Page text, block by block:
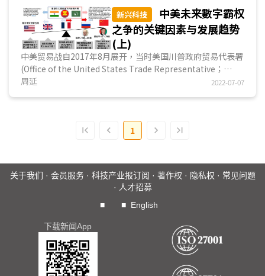
新兴科技
中美未来數字霸权
之争的关键因素与发展趋势
(上)
中美贸易战自2017年8月展开，当时美国川普政府贸易代表署
(Office of the United States Trade Representative；
USTR)根据《1974年贸易法》(Trade Act of 197...
周延 2022-07-07
1
关于我们 · 会员服务· 科技产业报订阅 · 著作权 · 隐私权 · 常见问题
· 人才招募
■
■ English
下载新闻App